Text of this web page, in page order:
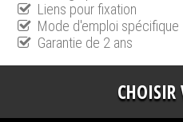
Liens pour fixation
Mode d'emploi spécifique
Garantie de 2 ans
CHOISIR